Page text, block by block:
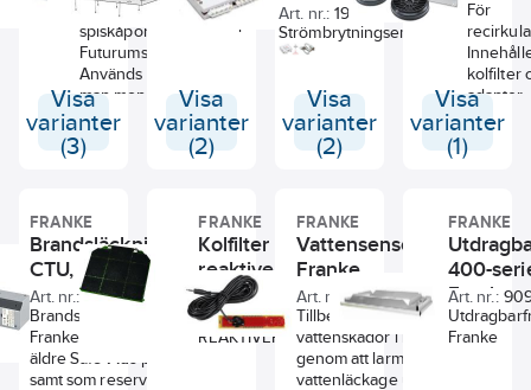
köksfläkten.
till
600,
och
Passar till
spiskåporna i
Futurumserien
Används då
man monterar
Spirit där det
tidigare suttit
80 mm
Visa
varianter
(3)
Futurum spisfläkt.
Visa
varianter
(2)
Art. nr.: 19058395
Strömbrytningsenhet Franke
Safe, 1200-serien
utförande:
SGC500-3 230VAC, 3x16A
SGC500-3 230VAC, 3x16A
max, med kabeladapter.
PERILEX
- Snabbinkoppling
Visa
varianter
(2)
För
kolfilter
adapter.
Visa
varianter
(1)
FRANKE
Brandsläckningsenhet
CTU, Franke
Art. nr.: 9000384
Brandsläckningsenhet till
Franke Safty System. Till
äldre Safe
samt som reservdel till
FRANKE
Kolfilter
reaktiverbart,
Franke
Art. nr.: 9001268
KOLFILTER
REAKTIVERBART
FRANKE
Vattensensor,
Franke
Art. nr.: 9094912
Tillbehör som förebygger
vattenskador i köket
genom att larma om
vattenläckage uppstår.
FRANKE
400-
Franke
Art. nr.:
Franke